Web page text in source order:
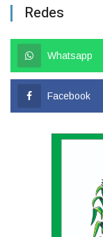
Redes
Whatsapp
Facebook